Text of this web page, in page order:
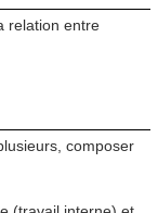
relation entre
composer